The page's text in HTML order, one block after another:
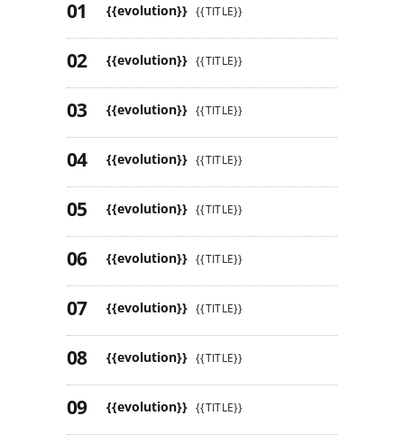
{{evolution}} {{TITLE}}
{{evolution}} {{TITLE}}
{{evolution}} {{TITLE}}
{{evolution}} {{TITLE}}
{{evolution}} {{TITLE}}
{{evolution}} {{TITLE}}
{{evolution}} {{TITLE}}
{{evolution}} {{TITLE}}
{{evolution}} {{TITLE}}